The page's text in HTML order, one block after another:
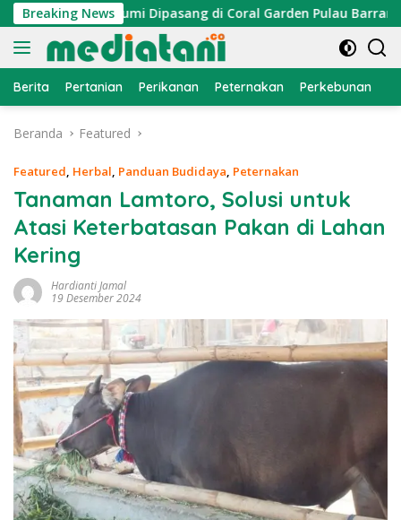
Langsung
ke
konten
Breaking News
Cumi Dipasang di Coral Garden Pulau Barrang Caddi
Berita Pertanian Perikanan Peternakan Perkebunan
Beranda Featured
Featured, Herbal, Panduan Budidaya, Peternakan
Tanaman Lamtoro, Solusi untuk
Atasi Keterbatasan Pakan di Lahan
Kering
Hardianti Jamal
19 Desember 2024